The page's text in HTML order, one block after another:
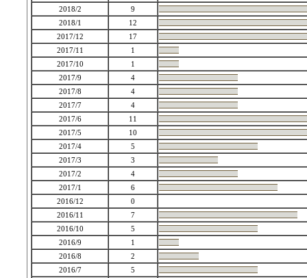
2018/2
9
2018/1
12
2017/12
17
2017/11
1
2017/10
1
2017/9
4
2017/8
4
2017/7
4
2017/6
11
2017/5
10
2017/4
5
2017/3
3
2017/2
4
2017/1
6
2016/12
0
2016/11
7
2016/10
5
2016/9
1
2016/8
2
2016/7
5